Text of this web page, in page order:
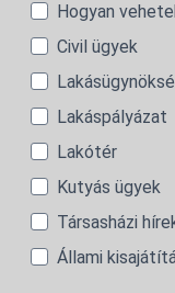
Hogyan
Civil ügyek
Lakáspályázat
Lakótér
Kutyás ügyek
Társasházi
Állami